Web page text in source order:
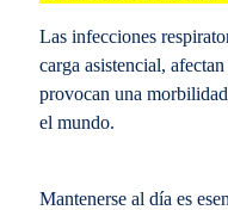
Las infecciones
carga asistencial,
provocan una
el mundo.
Mantenerse al día es